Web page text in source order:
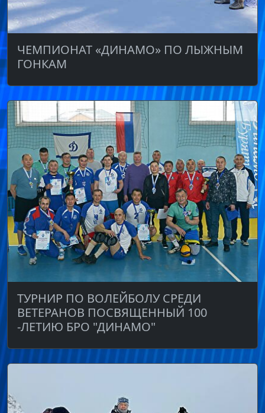
ЧЕМПИОНАТ «ДИНАМО» ПО ЛЫЖНЫМ
ГОНКАМ
ТУРНИР ПО ВОЛЕЙБОЛУ СРЕДИ
ВЕТЕРАНОВ ПОСВЯЩЕННЫЙ 100
-ЛЕТИЮ БРО "ДИНАМО"